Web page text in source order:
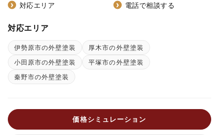
対応エリア 電話で相談する
対応エリア
伊勢原市の外壁塗装
厚木市の外壁塗装
小田原市の外壁塗装
平塚市の外壁塗装
秦野市の外壁塗装
価格シミュレーション